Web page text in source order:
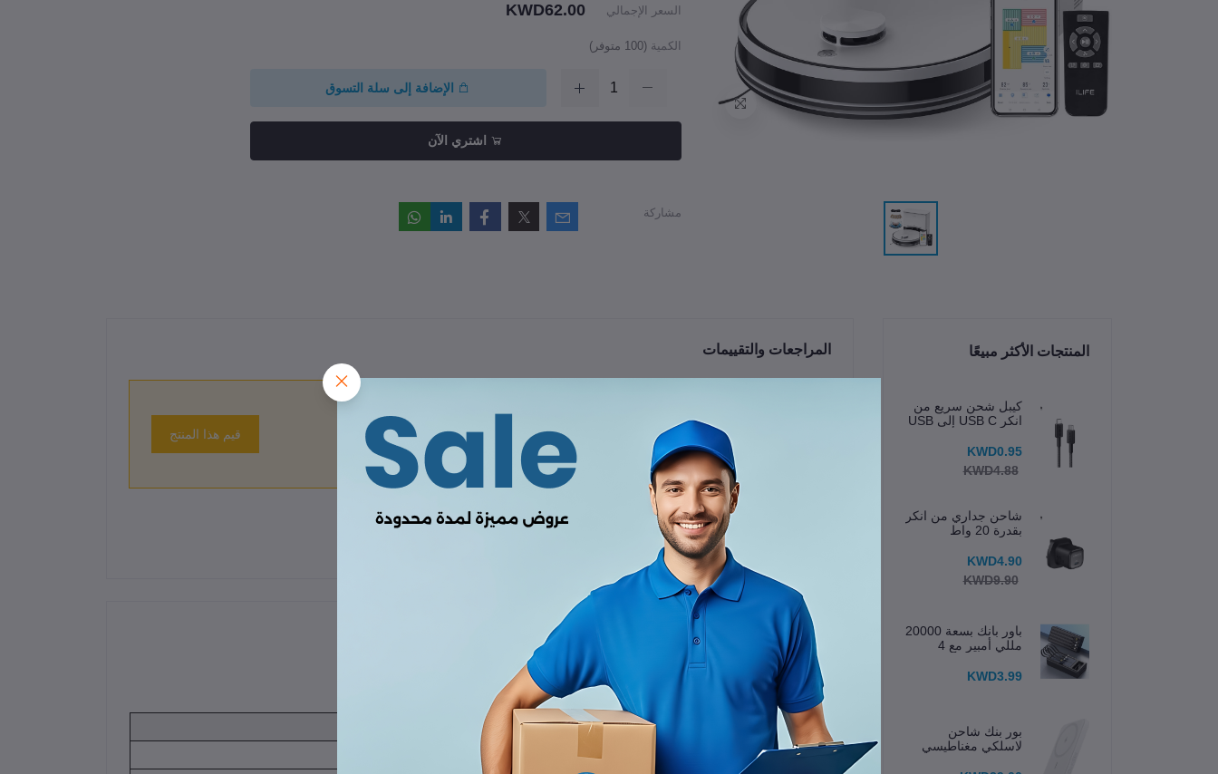
السعر الإجمالي KWD62.00
الكمية (
100 متوفر)
الإضافة إلى سلة التسوق
اشتري الآن
مشاركة
المنتجات الأكثر مبيعًا
كيبل شحن سريع من
انكر USB C إلى USB
KWD0.95
KWD4.88
شاحن جداري من انكر
بقدرة 20 واط
KWD4.90
KWD9.90
باور بانك بسعة 20000
مللي أمبير مع 4
عرض
KWD3.99
بور بنك شاحن
لاسلكي مغناطيسي
المراجعات والتقييمات
من أصل 5.0 قيم هذا المنتج
وصف
الميزة المواصفات والتفاصيل
الطراز iLife A30 Pro